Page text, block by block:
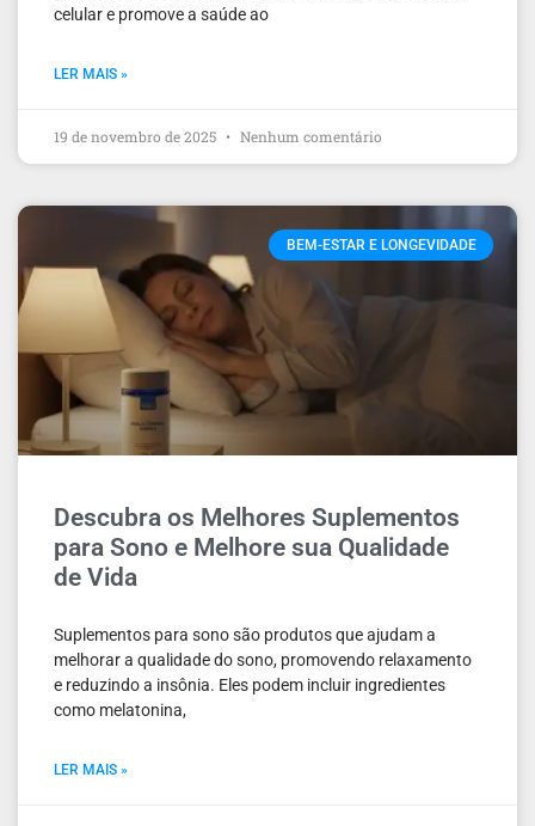
celular e promove a saúde ao
LER MAIS »
19 de novembro de 2025 Nenhum comentário
BEM-ESTAR E LONGEVIDADE
Descubra os Melhores Suplementos
para Sono e Melhore sua Qualidade
de Vida
Suplementos para sono são produtos que ajudam a
melhorar a qualidade do sono, promovendo relaxamento
e reduzindo a insônia. Eles podem incluir ingredientes
como melatonina,
LER MAIS »